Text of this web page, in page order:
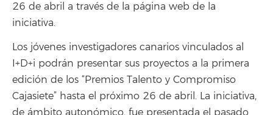
26 de abril a través de la página web de la
iniciativa.
Los jóvenes investigadores canarios vinculados al
I+D+i podrán presentar sus proyectos a la primera
edición de los “Premios Talento y Compromiso
Cajasiete” hasta el próximo 26 de abril. La iniciativa,